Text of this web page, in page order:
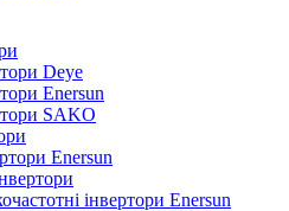
Deye
Enersun
SAKO
Enersun
інвертори Enersun